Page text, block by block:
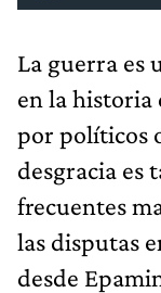
La guerra es
en la historia
por políticos
desgracia es
frecuentes
las disputas
desde